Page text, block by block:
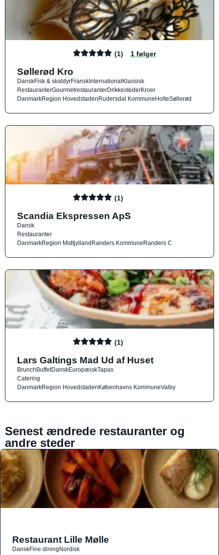
(1) 1 følger
Søllerød Kro
DanskFisk & skaldyrFranskInternationalKlassisk
RestauranterGourmetrestauranterDrikkestederKroer
DanmarkRegion HovedstadenRudersdal KommuneHolteSøllerød
(1)
Scandia Ekspressen ApS
Dansk
Restauranter
DanmarkRegion MidtjyllandRanders KommuneRanders C
(1)
Lars Galtings Mad Ud af Huset
BrunchBuffetDanskEuropæiskTapas
Catering
DanmarkRegion HovedstadenKøbenhavns KommuneValby
Senest ændrede restauranter og
andre steder
Restaurant Lille Mølle
DanskFine diningNordisk